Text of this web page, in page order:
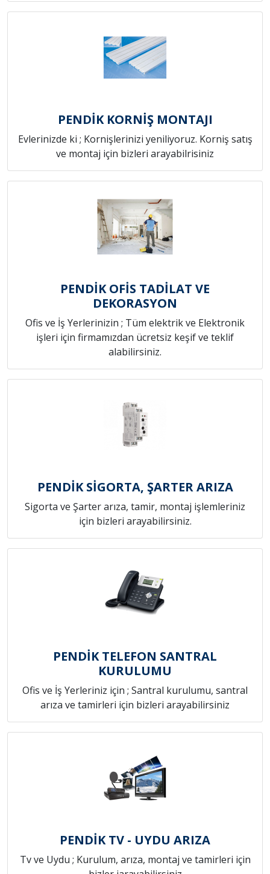
PENDİK KORNİŞ MONTAJI
Evlerinizde ki ; Kornişlerinizi yeniliyoruz. Korniş satış
ve montaj için bizleri arayabilrisiniz
PENDİK OFİS TADİLAT VE
DEKORASYON
Ofis ve İş Yerlerinizin ; Tüm elektrik ve Elektronik
işleri için firmamızdan ücretsiz keşif ve teklif
alabilirsiniz.
PENDİK SİGORTA, ŞARTER ARIZA
Sigorta ve Şarter arıza, tamir, montaj işlemleriniz
için bizleri arayabilirsiniz.
PENDİK TELEFON SANTRAL
KURULUMU
Ofis ve İş Yerleriniz için ; Santral kurulumu, santral
arıza ve tamirleri için bizleri arayabilirsiniz
PENDİK TV - UYDU ARIZA
Tv ve Uydu ; Kurulum, arıza, montaj ve tamirleri için